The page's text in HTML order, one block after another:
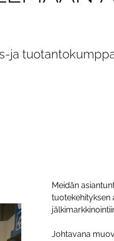
ja
Meidän
tuotekehityksen
Johtavana